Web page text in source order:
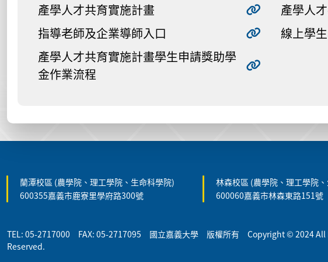
產學人才共育實施計畫
指導老師及企業導師入口
產學人才共育實施計畫學生申請獎助學
金作業流程
產學人
線上學
蘭潭校區 (農學院、理工學院、生命科學院)
600355嘉義市鹿寮里學府路300號
林森校區 (農學院、理工學院
600060嘉義市林森東路151號
TEL: 05-2717000 FAX: 05-2717095 國立嘉義大學 版權所有 Copyright © 2024 All
Reserved.